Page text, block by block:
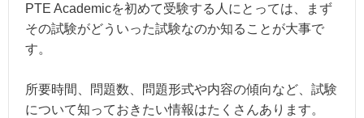
PTE Academicを初めて受験する人にとっては、まず
その試験がどういった試験なのか知ることが大事で
す。
所要時間、問題数、問題形式や内容の傾向など、試験
について知っておきたい情報はたくさんあります。